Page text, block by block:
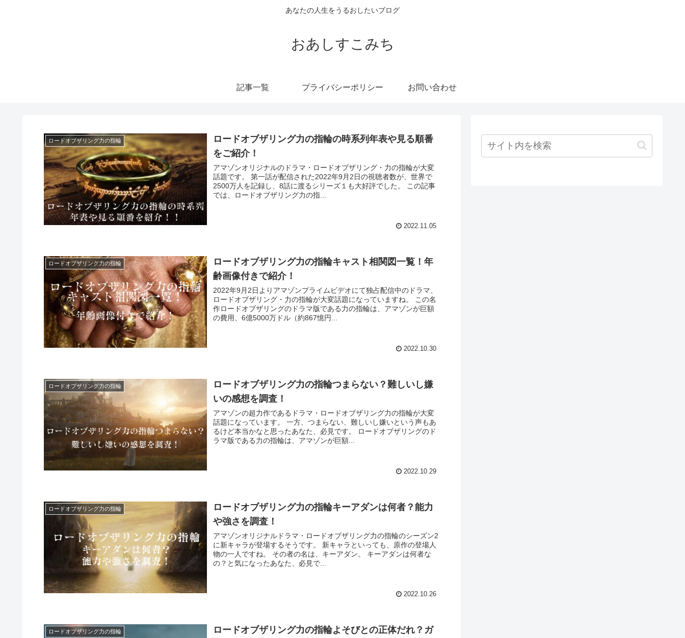
あなたの人生をうるおしたいブログ
おあしすこみち
記事一覧 プライバシーポリシー お問い合わせ
ロードオブザリング力の指輪
ロードオブザリング力の指輪の時系列年表や見る順番
をご紹介！
アマゾンオリジナルのドラマ・ロードオブザリング・力の指輪が大変
話題です。 第一話が配信された2022年9月2日の視聴者数が、世界で
2500万人を記録し、8話に渡るシリーズ１も大好評でした。 この記事
では、ロードオブザリング力の指...
2022.11.05
ロードオブザリング力の指輪
ロードオブザリング力の指輪キャスト相関図一覧！年
齢画像付きで紹介！
2022年9月2日よりアマゾンプライムビデオにて独占配信中のドラマ、
ロードオブザリング・力の指輪が大変話題になっていますね。 この名
作ロードオブザリングのドラマ版である力の指輪は、アマゾンが巨額
の費用、6億5000万ドル（約867憶円...
2022.10.30
ロードオブザリング力の指輪
ロードオブザリング力の指輪つまらない？難しいし嫌
いの感想を調査！
アマゾンの超力作であるドラマ・ロードオブザリング力の指輪が大変
話題になっています。 一方、つまらない、難しいし嫌いという声もあ
るけど本当かなと思ったあなた、必見です。 ロードオブザリングのド
ラマ版である力の指輪は、アマゾンが巨額...
2022.10.29
ロードオブザリング力の指輪
ロードオブザリング力の指輪キーアダンは何者？能力
や強さを調査！
アマゾンオリジナルドラマ・ロードオブザリング力の指輪のシーズン2
に新キャラが登場するそうです。 新キャラといっても、原作の登場人
物の一人ですね。 その者の名は、キーアダン。 キーアダンは何者な
の？と気になったあなた、必見で...
2022.10.26
ロードオブザリング力の指輪
ロードオブザリング力の指輪よそびとの正体だれ？ガ